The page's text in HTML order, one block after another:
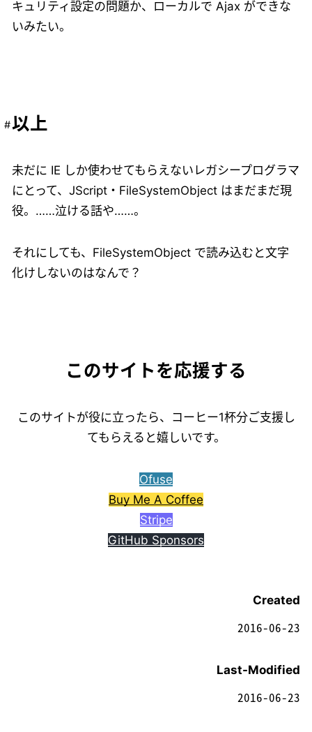
キュリティ設定の問題か、ローカルで Ajax ができな
いみたい。
以上
未だに IE しか使わせてもらえないレガシープログラマ
にとって、JScript・FileSystemObject はまだまだ現
役。……泣ける話や……。
それにしても、FileSystemObject で読み込むと文字
化けしないのはなんで？
このサイトを応援する
このサイトが役に立ったら、コーヒー1杯分ご支援し
てもらえると嬉しいです。
Ofuse
Buy Me A Coffee
Stripe
GitHub Sponsors
Created
2016-06-23
Last-Modified
2016-06-23